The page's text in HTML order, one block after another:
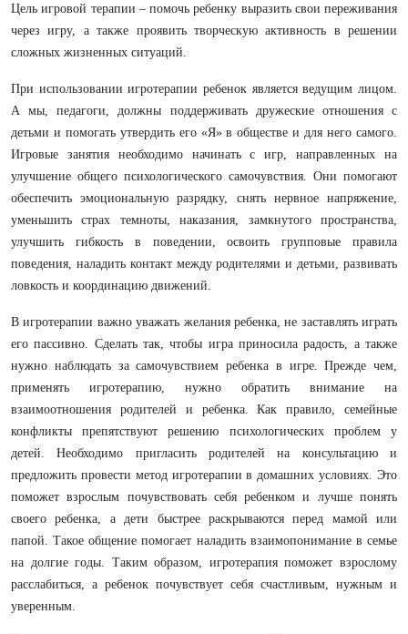
Цель игровой терапии – помочь ребенку выразить свои переживания
через игру, а также проявить творческую активность в решении
сложных жизненных ситуаций.
При использовании игротерапии ребенок является ведущим лицом.
А мы, педагоги, должны поддерживать дружеские отношения с
детьми и помогать утвердить его «Я» в обществе и для него самого.
Игровые занятия необходимо начинать с игр, направленных на
улучшение общего психологического самочувствия. Они помогают
обеспечить эмоциональную разрядку, снять нервное напряжение,
уменьшить страх темноты, наказания, замкнутого пространства,
улучшить гибкость в поведении, освоить групповые правила
поведения, наладить контакт между родителями и детьми, развивать
ловкость и координацию движений.
В игротерапии важно уважать желания ребенка, не заставлять играть
его пассивно. Сделать так, чтобы игра приносила радость, а также
нужно наблюдать за самочувствием ребенка в игре. Прежде чем,
применять игротерапию, нужно обратить внимание на
взаимоотношения родителей и ребенка. Как правило, семейные
конфликты препятствуют решению психологических проблем у
детей. Необходимо пригласить родителей на консультацию и
предложить провести метод игротерапии в домашних условиях. Это
поможет взрослым почувствовать себя ребенком и лучше понять
своего ребенка, а дети быстрее раскрываются перед мамой или
папой. Такое общение помогает наладить взаимопонимание в семье
на долгие годы. Таким образом, игротерапия поможет взрослому
расслабиться, а ребенок почувствует себя счастливым, нужным и
уверенным.